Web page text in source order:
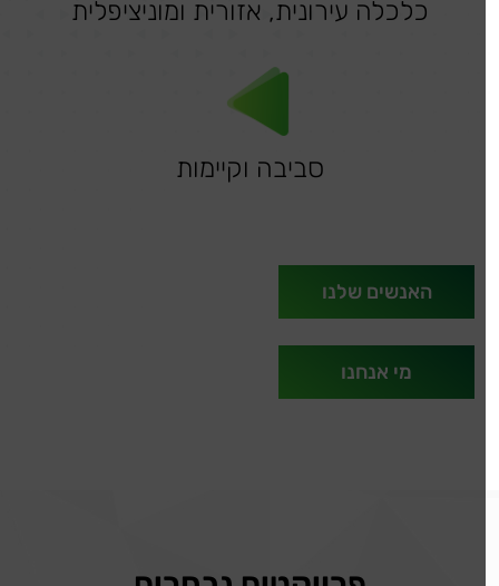
כלכלה עירונית, אזורית ומוניציפלית
סביבה וקיימות
האנשים שלנו
מי אנחנו